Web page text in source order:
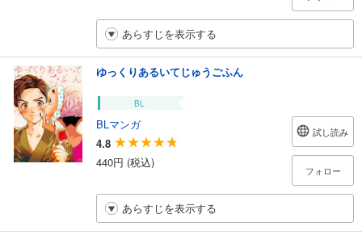
あらすじを表示する
ゆっくりあるいてじゅうごふん
BL
BLマンガ
4.8
440円 (税込)
試し読み
フォロー
あらすじを表示する